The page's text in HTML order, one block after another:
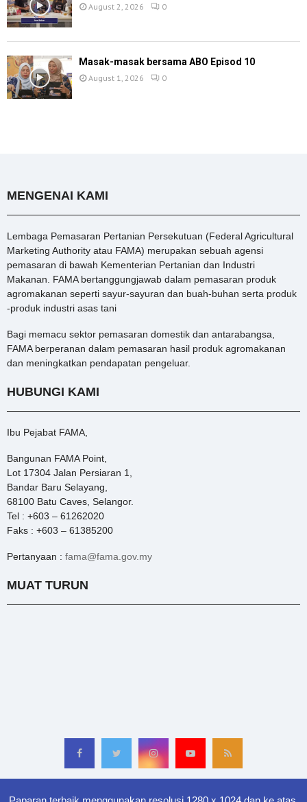
August 2, 2026 0
Masak-masak bersama ABO Episod 10
August 1, 2026 0
MENGENAI KAMI
Lembaga Pemasaran Pertanian Persekutuan (Federal Agricultural
Marketing Authority atau FAMA) merupakan sebuah agensi
pemasaran di bawah Kementerian Pertanian dan Industri
Makanan. FAMA bertanggungjawab dalam pemasaran produk
agromakanan seperti sayur-sayuran dan buah-buhan serta produk
-produk industri asas tani
Bagi memacu sektor pemasaran domestik dan antarabangsa,
FAMA berperanan dalam pemasaran hasil produk agromakanan
dan meningkatkan pendapatan pengeluar.
HUBUNGI KAMI
Ibu Pejabat FAMA,
Bangunan FAMA Point,
Lot 17304 Jalan Persiaran 1,
Bandar Baru Selayang,
68100 Batu Caves, Selangor.
Tel : +603 – 61262020
Faks : +603 – 61385200
Pertanyaan : fama@fama.gov.my
MUAT TURUN